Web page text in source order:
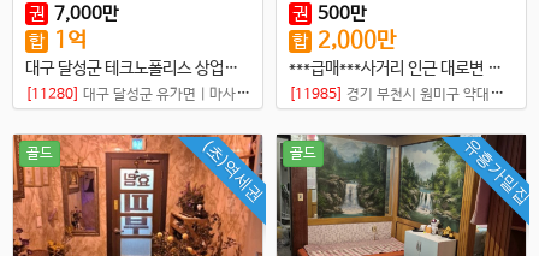
권 7,000만
합 1 억
대구 달성군 테크노폴리스 상업지구 내 먹자 상권 샵 매매
[11280] 대구 달성군 유가면 마사지샵
권 500만
합 2,000만
***급매***사거리 인근 대로변 샵,,,월세,권리금 저렴한 독점 샵
[11985] 경기 부천시 원미구 약대동
(초)역세권
골드 유흥가밀집
골드